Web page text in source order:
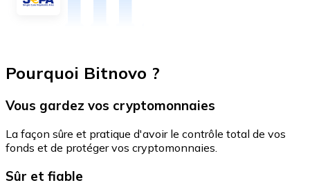
Pourquoi Bitnovo ?
Vous gardez vos cryptomonnaies
La façon sûre et pratique d'avoir le contrôle total de vos
fonds et de protéger vos cryptomonnaies.
Sûr et fiable